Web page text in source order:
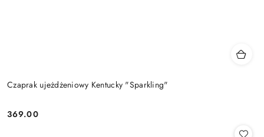
Czaprak ujeżdżeniowy Kentucky "Sparkling"
Cena:
369.00